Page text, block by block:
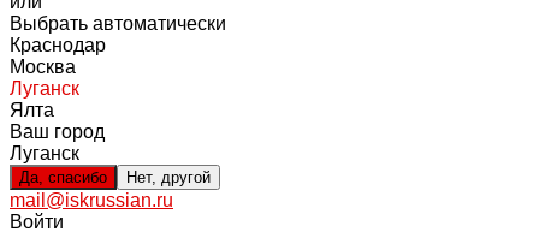
Выбрать автоматически
Краснодар
Москва
Луганск
Ялта
Ваш город
Луганск
Да, спасибо Нет, другой
mail@iskrussian.ru
Войти